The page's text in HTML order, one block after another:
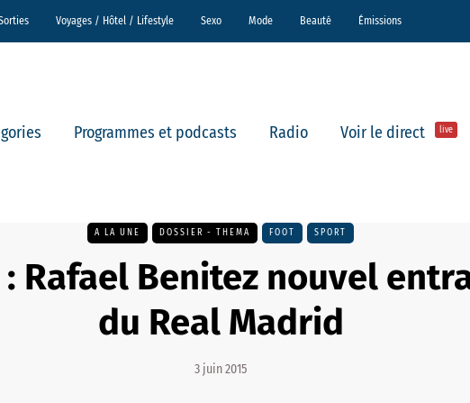
Voyages / Hôtel / Lifestyle Sexo Mode Beauté Émissions
Programmes et podcasts Radio Voir le direct live
A LA UNE DOSSIER - THEMA FOOT SPORT
Rafael Benitez nouvel
du Real Madrid
3 juin 2015